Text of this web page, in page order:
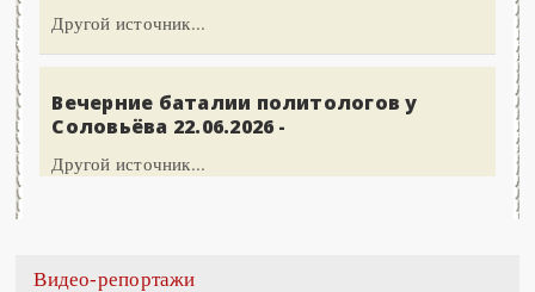
Другой источник...
Вечерние баталии политологов у
Соловьёва 22.06.2026 -
Другой источник...
Видео-репортажи